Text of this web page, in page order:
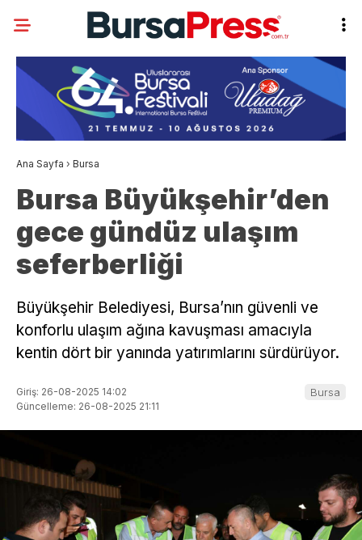
Ana Sayfa › Bursa
Bursa Büyükşehir’den
gece gündüz ulaşım
seferberliği
Büyükşehir Belediyesi, Bursa’nın güvenli ve
konforlu ulaşım ağına kavuşması amacıyla
kentin dört bir yanında yatırımlarını sürdürüyor.
Giriş: 26-08-2025 14:02
Güncelleme: 26-08-2025 21:11
Bursa